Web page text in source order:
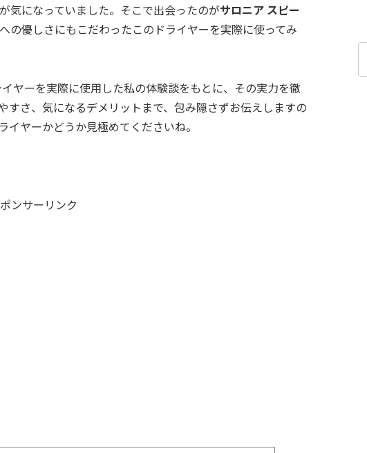
気になっていました。そこで出会ったのがサロニア スピー
の優しさにもこだわったこのドライヤーを実際に使ってみ
ヤーを実際に使用した私の体験談をもとに、その実力を徹
すさ、気になるデメリットまで、包み隠さずお伝えしますの
ヤーかどうか見極めてくださいね。
ンサーリンク